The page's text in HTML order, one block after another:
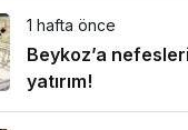
1 hafta önce
Beykoz’a
yatırım!